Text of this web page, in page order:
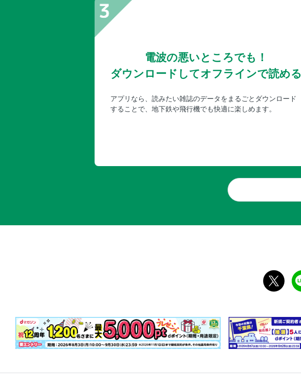
電波の悪いところでも！
ダウンロードしてオフラインで読める
アプリなら、読みたい雑誌のデータをまるごとダウンロード
することで、地下鉄や飛行機でも快適に楽しめます。